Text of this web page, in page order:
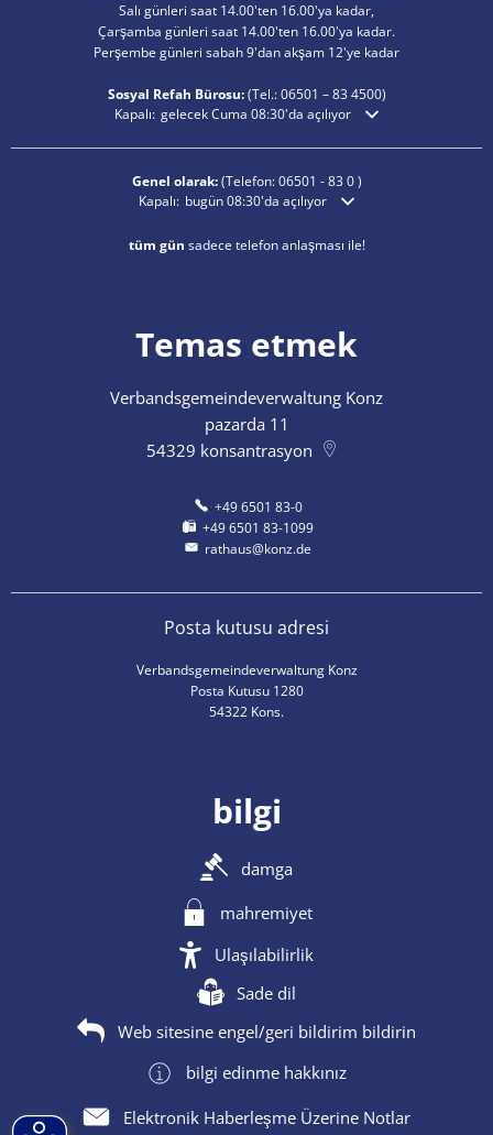
Salı günleri saat 14.00'ten 16.00'ya kadar,
Çarşamba günleri saat 14.00'ten 16.00'ya kadar.
Perşembe günleri sabah 9'dan akşam 12'ye kadar
Sosyal Refah Bürosu:(Tel.:06501 – 834500)
Ek açılış veya kapanış saatlerini gizlemek için tıklayın
Kapalı: gelecek Cuma 08:30'da açılıyor
Genel olarak:(Telefon:06501 - 83 0)
Ek açılış veya kapanış saatlerini gizlemek için tıklayın
Kapalı: bugün 08:30'da açılıyor
tüm gün sadece telefon anlaşması ile!
Temas etmek
Verbandsgemeindeverwaltung Konz
pazarda 11
54329 konsantrasyon
+49 6501 83-0
+49 6501 83-1099
rathaus@konz.de
Posta kutusu adresi
Verbandsgemeindeverwaltung Konz
Posta Kutusu 1280
54322 Kons.
bilgi
damga
mahremiyet
Ulaşılabilirlik
Sade dil
Web sitesine engel/geri bildirim bildirin
bilgi edinme hakkınız
Elektronik Haberleşme Üzerine Notlar